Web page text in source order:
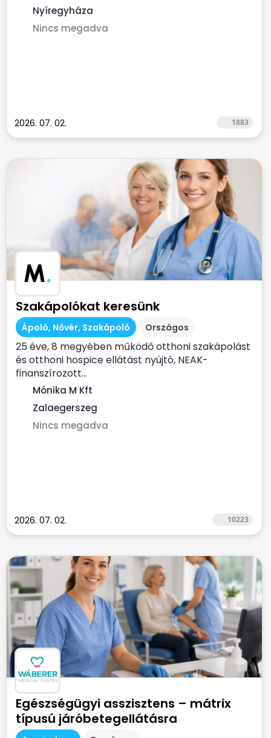
Nyíregyháza
Nincs megadva
2026. 07. 02. 1883
M.
Szakápolókat keresünk
Ápoló, Nővér, Szakápoló Országos
25 éve, 8 megyében működő otthoni szakápolást
és otthoni hospice ellátást nyújtó, NEAK-
finanszírozott...
Mónika M Kft
Zalaegerszeg
Nincs megadva
2026. 07. 02. 10223
Egészségügyi asszisztens – mátrix
típusú járóbetegellátásra